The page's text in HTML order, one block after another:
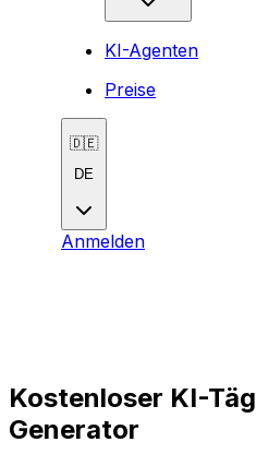
KI-Agenten
Preise
🇩🇪
DE
Anmelden
Kostenloser KI-
Generator